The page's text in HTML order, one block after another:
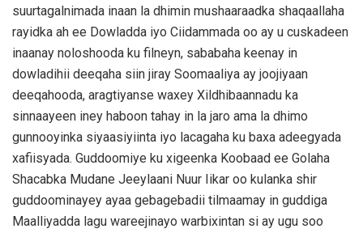
suurtagalnimada inaan la dhimin mushaaraadka shaqaallaha
rayidka ah ee Dowladda iyo Ciidammada oo ay u cuskadeen
inaanay noloshooda ku filneyn, sababaha keenay in
dowladihii deeqaha siin jiray Soomaaliya ay joojiyaan
deeqahooda, aragtiyanse waxey Xildhibaannadu ka
sinnaayeen iney haboon tahay in la jaro ama la dhimo
gunnooyinka siyaasiyiinta iyo lacagaha ku baxa adeegyada
xafiisyada. Guddoomiye ku xigeenka Koobaad ee Golaha
Shacabka Mudane Jeeylaani Nuur Iikar oo kulanka shir
guddoominayey ayaa gebagebadii tilmaamay in guddiga
Maalliyadda lagu wareejinayo warbixintan si ay ugu soo